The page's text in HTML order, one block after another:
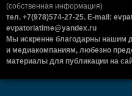
(собственная информация)
тел. +7(978)574-27-25. E-mail:
evpatoriatime@yandex.ru
Мы искренне благодарны нашим
и медиакомпаниям, любезно
материалы для публикации на